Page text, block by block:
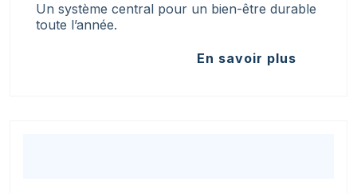
Un système central pour un bien-être durable
toute l’année.
En savoir plus